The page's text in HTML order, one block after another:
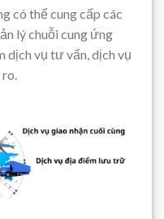
có thể cung cấp các
lý chuỗi cung ứng
dịch vụ tư vấn, dịch vụ
ro.